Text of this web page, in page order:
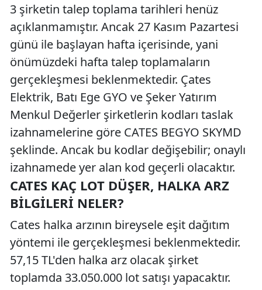
3 şirketin talep toplama tarihleri henüz
açıklanmamıştır. Ancak 27 Kasım Pazartesi
günü ile başlayan hafta içerisinde, yani
önümüzdeki hafta talep toplamaların
gerçekleşmesi beklenmektedir. Çates
Elektrik, Batı Ege GYO ve Şeker Yatırım
Menkul Değerler şirketlerin kodları taslak
izahnamelerine göre CATES BEGYO SKYMD
şeklinde. Ancak bu kodlar değişebilir; onaylı
izahnamede yer alan kod geçerli olacaktır.
CATES KAÇ LOT DÜŞER, HALKA ARZ
BILGILERI NELER?
Cates halka arzının bireysele eşit dağıtım
yöntemi ile gerçekleşmesi beklenmektedir.
57,15 TL'den halka arz olacak şirket
toplamda 33.050.000 lot satışı yapacaktır.